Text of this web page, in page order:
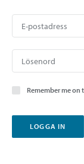
Remember me on